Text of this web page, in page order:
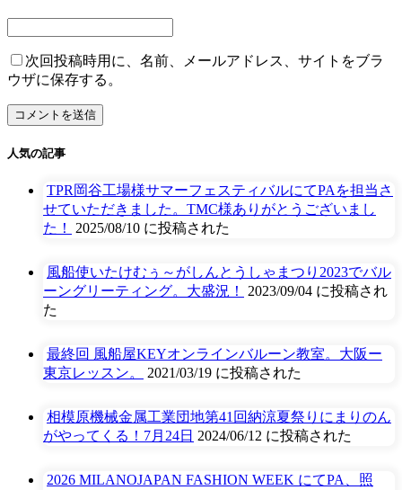
次回投稿時用に、名前、メールアドレス、サイトをブラ
ウザに保存する。
人気の記事
TPR岡谷工場様サマーフェスティバルにてPAを担当さ
せていただきました。TMC様ありがとうございまし
た！
2025/08/10 に投稿された
風船使いたけむぅ～がしんとうしゃまつり2023でバル
ーングリーティング。大盛況！
2023/09/04 に投稿され
た
最終回 風船屋KEYオンラインバルーン教室。大阪ー
東京レッスン。
2021/03/19 に投稿された
相模原機械金属工業団地第41回納涼夏祭りにまりのん
がやってくる！7月24日 2024/06/12 に投稿された
2026 MILANOJAPAN FASHION WEEK にてPA、照